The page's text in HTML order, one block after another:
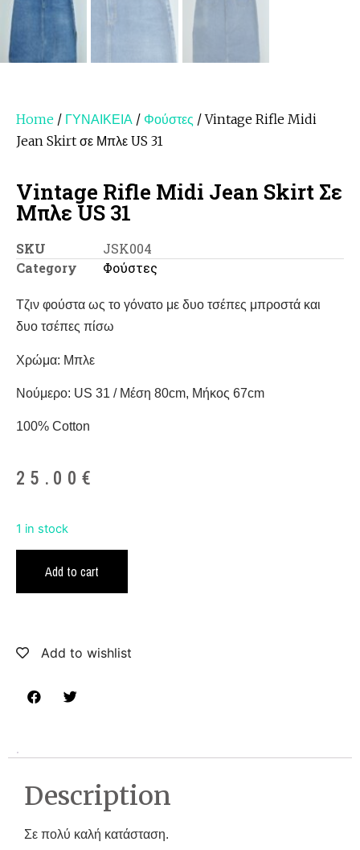
Home / ΓΥΝΑΙΚΕΙΑ / Φούστες / Vintage Rifle Midi
Jean Skirt σε Μπλε US 31
Vintage Rifle Midi Jean Skirt Σε
Μπλε US 31
SKU
JSK004
Category
Φούστες
Tζιν φούστα ως το γόνατο με δυο τσέπες μπροστά και
δυο τσέπες πίσω
Χρώμα: Μπλε
Νούμερο: US 31 / Μέση 80cm, Μήκος 67cm
100% Cotton
25.00 €
1 in stock
Add to cart
Add to wishlist
Description
Σε πολύ καλή κατάσταση.